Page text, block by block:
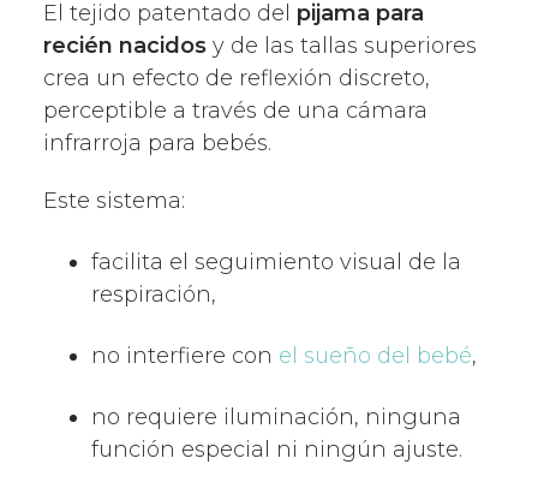
El tejido patentado del pijama para
recién nacidos y de las tallas superiores
crea un efecto de reflexión discreto,
perceptible a través de una cámara
infrarroja para bebés.
Este sistema:
facilita el seguimiento visual de la
respiración,
no interfiere con el sueño del bebé,
no requiere iluminación, ninguna
función especial ni ningún ajuste.